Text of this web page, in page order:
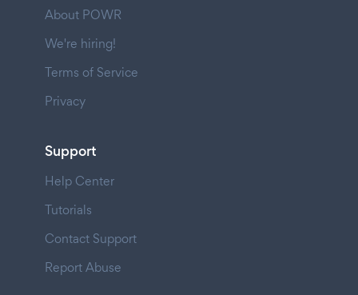
About POWR
We're hiring!
Terms of Service
Privacy
Support
Help Center
Tutorials
Contact Support
Report Abuse